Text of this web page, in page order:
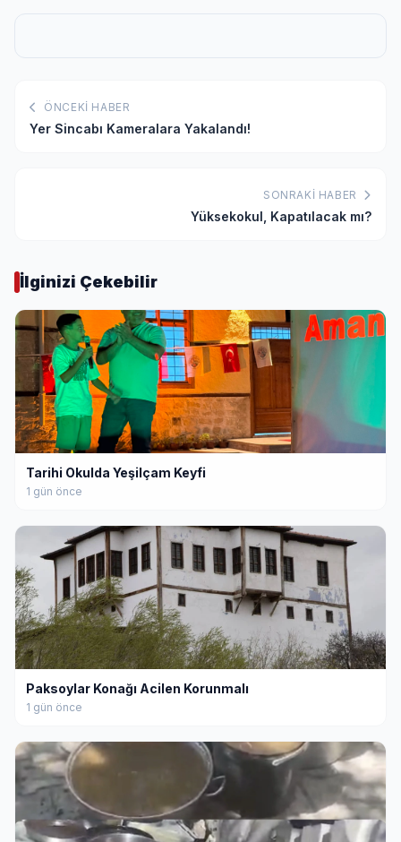
ÖNCEKI HABER
Yer Sincabı Kameralara Yakalandı!
SONRAKI HABER
Yüksekokul, Kapatılacak mı?
İlginizi Çekebilir
Tarihi Okulda Yeşilçam Keyfi
1 gün önce
Paksoylar Konağı Acilen Korunmalı
1 gün önce